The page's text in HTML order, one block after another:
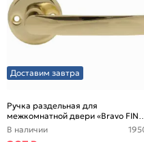
Доставим завтра
Ручка раздельная для
межкомнатной двери «Bravo FIN
16/006» Золото
В наличии